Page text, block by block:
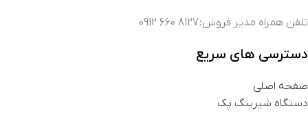
تلفن همراه مدیر فروش: 8127 660 0912
دسترسی های سریع
صفحه اصلی
دستگاه شیرینگ پک